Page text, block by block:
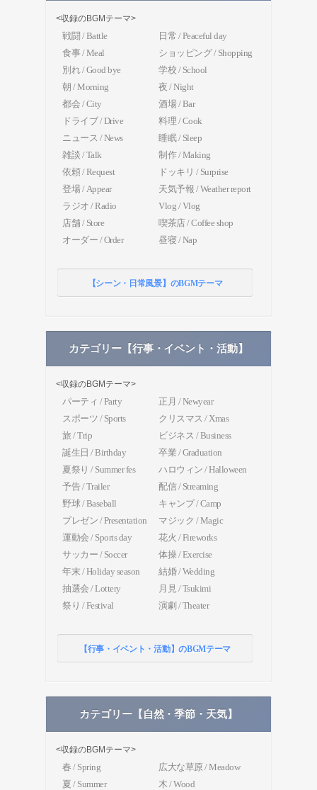
<収録のBGMテーマ>
戦闘 / Battle
日常 / Peaceful day
食事 / Meal
ショッピング / Shopping
別れ / Good bye
学校 / School
朝 / Morning
夜 / Night
都会 / City
酒場 / Bar
ドライブ / Drive
料理 / Cook
ニュース / News
睡眠 / Sleep
雑談 / Talk
制作 / Making
依頼 / Request
ドッキリ / Surprise
登場 / Appear
天気予報 / Weather report
ラジオ / Radio
Vlog / Vlog
店舗 / Store
喫茶店 / Coffee shop
オーダー / Order
昼寝 / Nap
【シーン・日常風景】のBGMテーマ
カテゴリー【行事・イベント・活動】
<収録のBGMテーマ>
パーティ / Party
正月 / Newyear
スポーツ / Sports
クリスマス / Xmas
旅 / Trip
ビジネス / Business
誕生日 / Birthday
卒業 / Graduation
夏祭り / Summer fes
ハロウィン / Halloween
予告 / Trailer
配信 / Streaming
野球 / Baseball
キャンプ / Camp
プレゼン / Presentation
マジック / Magic
運動会 / Sports day
花火 / Fireworks
サッカー / Soccer
体操 / Exercise
年末 / Holiday season
結婚 / Wedding
抽選会 / Lottery
月見 / Tsukimi
祭り / Festival
演劇 / Theater
【行事・イベント・活動】のBGMテーマ
カテゴリー【自然・季節・天気】
<収録のBGMテーマ>
春 / Spring
広大な草原 / Meadow
夏 / Summer
木 / Wood